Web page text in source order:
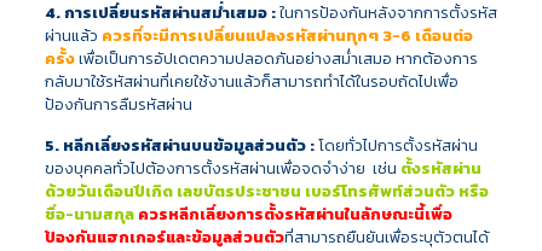
4. การเปลี่ยนรหัสผ่านสม่ำเสมอ :ในการป้องกันหลังจากการตั้งรหัส
ผ่านแล้ว ควรที่จะมีการเปลี่ยนแปลงรหัสผ่านทุกๆ 3-6 เดือนต่อ
ครั้งเพื่อเป็นการอัปเดตความปลอดภันอย่างสม่ำเสมอ หากต้องการ
กลับมาใช้รหัสผ่านที่เคยใช้งานแล้วก็สามารถทำได้ในรอบถัดไปเพื่อ
ป้องกันการลืมรหัสผ่าน
5. หลีกเลี่ยงรหัสผ่านบนข้อมูลส่วนตัว :โดยทั่วไปการตั้งรหัสผ่าน
ของบุคคลทั่วไปต้องการตั้งรหัสผ่านเพื่อจดจำง่าย เช่น ตั้งรหัสผ่าน
ด้วยวันเดือนปีเกิด เลขบัตรประชาชน เบอร์โทรศัพท์ส่วนตัว หรือ
ชื่อ-นามสกุลควรหลีกเลี่ยงการตั้งรหัสผ่านในลักษณะนี้เพื่อ
ป้องกันแฮกเกอร์และข้อมูลส่วนตัวที่สามารถยืนยันเพื่อระบุตัวตนได้